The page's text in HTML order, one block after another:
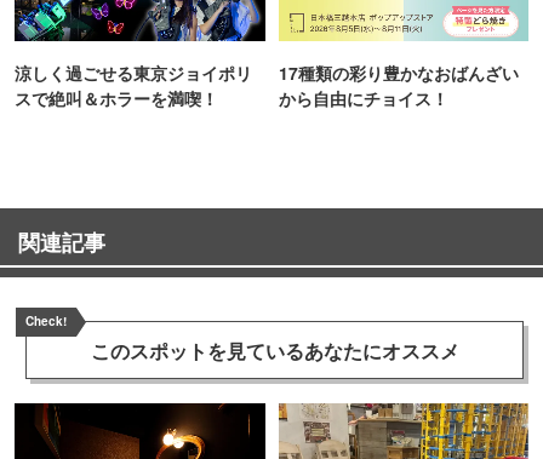
涼しく過ごせる東京ジョイポリ
スで絶叫＆ホラーを満喫！
17種類の彩り豊かなおばんざい
から自由にチョイス！
関連記事
Check!
このスポットを見ているあなたにオススメ